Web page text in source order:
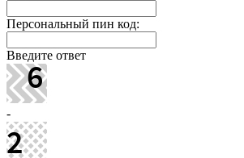
Персональный пин код:
Введите ответ
-